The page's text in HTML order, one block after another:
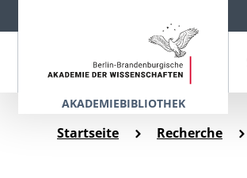
AKADEMIEBIBLIOTHEK
Startseite Recherche